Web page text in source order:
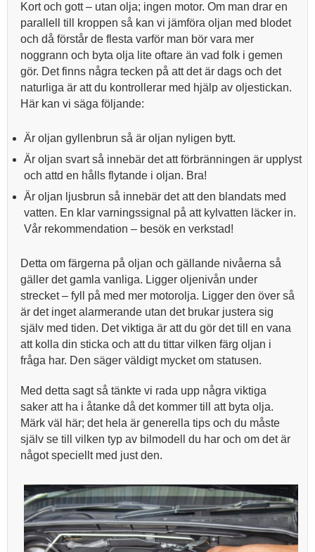
Kort och gott – utan olja; ingen motor. Om man drar en
parallell till kroppen så kan vi jämföra oljan med blodet
och då förstår de flesta varför man bör vara mer
noggrann och byta olja lite oftare än vad folk i gemen
gör. Det finns några tecken på att det är dags och det
naturliga är att du kontrollerar med hjälp av oljestickan.
Här kan vi säga följande:
Är oljan gyllenbrun så är oljan nyligen bytt.
Är oljan svart så innebär det att förbränningen är upplyst
och attd en hålls flytande i oljan. Bra!
Är oljan ljusbrun så innebär det att den blandats med
vatten. En klar varningssignal på att kylvatten läcker in.
Vår rekommendation – besök en verkstad!
Detta om färgerna på oljan och gällande nivåerna så
gäller det gamla vanliga. Ligger oljenivån under
strecket – fyll på med mer motorolja. Ligger den över så
är det inget alarmerande utan det brukar justera sig
själv med tiden. Det viktiga är att du gör det till en vana
att kolla din sticka och att du tittar vilken färg oljan i
fråga har. Den säger väldigt mycket om statusen.
Med detta sagt så tänkte vi rada upp några viktiga
saker att ha i åtanke då det kommer till att byta olja.
Märk väl här; det hela är generella tips och du måste
själv se till vilken typ av bilmodell du har och om det är
något speciellt med just den.